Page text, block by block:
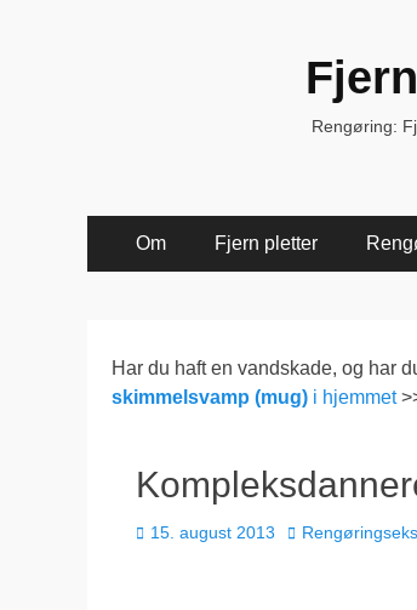
Rengøring:
Primær
Menu
Om Fjern pletter
Har du haft en vandskade, og har
skimmelsvamp (mug) i hjemmet
Udgivet
15. august 2013 Forfatter